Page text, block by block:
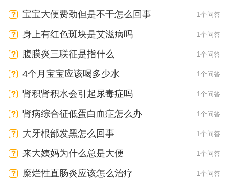
宝宝大便费劲但是不干怎么回事 1个问答
身上有红色斑块是艾滋病吗 1个问答
腹膜炎三联征是指什么 1个问答
4个月宝宝应该喝多少水 1个问答
肾积肾积水会引起尿毒症吗 1个问答
肾病综合征低蛋白血症怎么办 1个问答
大牙根部发黑怎么回事 1个问答
来大姨妈为什么总是大便 1个问答
糜烂性直肠炎应该怎么治疗 1个问答